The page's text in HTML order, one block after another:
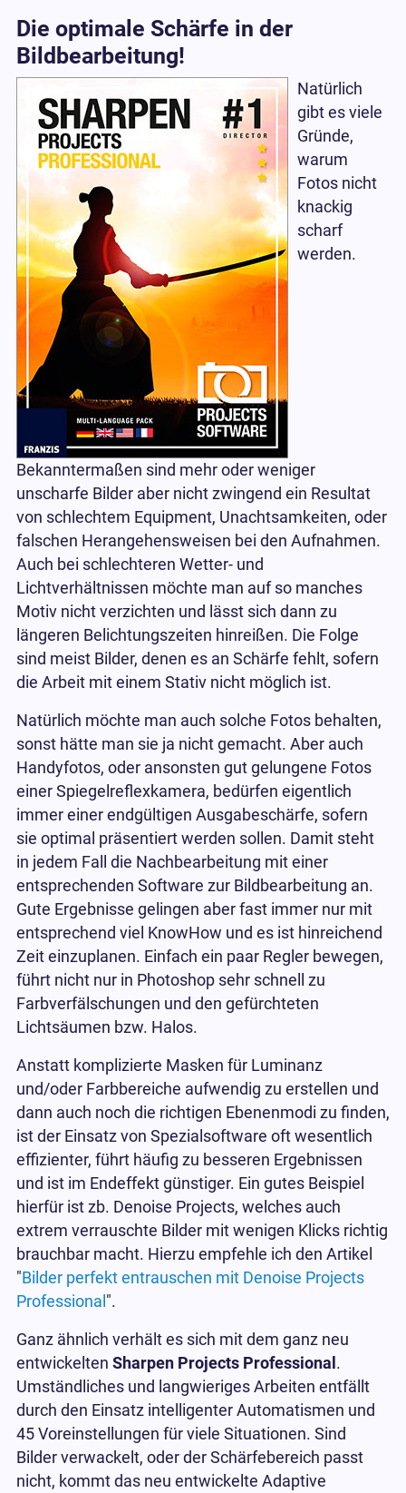
Die optimale Schärfe in der
Bildbearbeitung!
Natürlich
gibt es viele
Gründe,
warum
Fotos nicht
knackig
scharf
werden.
Bekanntermaßen sind mehr oder weniger
unscharfe Bilder aber nicht zwingend ein Resultat
von schlechtem Equipment, Unachtsamkeiten, oder
falschen Herangehensweisen bei den Aufnahmen.
Auch bei schlechteren Wetter- und
Lichtverhältnissen möchte man auf so manches
Motiv nicht verzichten und lässt sich dann zu
längeren Belichtungszeiten hinreißen. Die Folge
sind meist Bilder, denen es an Schärfe fehlt, sofern
die Arbeit mit einem Stativ nicht möglich ist.
Natürlich möchte man auch solche Fotos behalten,
sonst hätte man sie ja nicht gemacht. Aber auch
Handyfotos, oder ansonsten gut gelungene Fotos
einer Spiegelreflexkamera, bedürfen eigentlich
immer einer endgültigen Ausgabeschärfe, sofern
sie optimal präsentiert werden sollen. Damit steht
in jedem Fall die Nachbearbeitung mit einer
entsprechenden Software zur Bildbearbeitung an.
Gute Ergebnisse gelingen aber fast immer nur mit
entsprechend viel KnowHow und es ist hinreichend
Zeit einzuplanen. Einfach ein paar Regler bewegen,
führt nicht nur in Photoshop sehr schnell zu
Farbverfälschungen und den gefürchteten
Lichtsäumen bzw. Halos.
Anstatt komplizierte Masken für Luminanz
und/oder Farbbereiche aufwendig zu erstellen und
dann auch noch die richtigen Ebenenmodi zu finden,
ist der Einsatz von Spezialsoftware oft wesentlich
effizienter, führt häufig zu besseren Ergebnissen
und ist im Endeffekt günstiger. Ein gutes Beispiel
hierfür ist zb. Denoise Projects, welches auch
extrem verrauschte Bilder mit wenigen Klicks richtig
brauchbar macht. Hierzu empfehle ich den Artikel
" Bilder perfekt entrauschen mit Denoise Projects
Professional ".
Ganz ähnlich verhält es sich mit dem ganz neu
entwickelten Sharpen Projects Professional .
Umständliches und langwieriges Arbeiten entfällt
durch den Einsatz intelligenter Automatismen und
45 Voreinstellungen für viele Situationen. Sind
Bilder verwackelt, oder der Schärfebereich passt
nicht, kommt das neu entwickelte Adaptive